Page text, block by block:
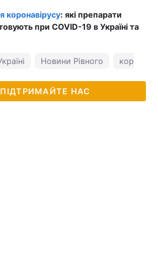
коронавірусу: які препарати
при COVID-19 в Україні та
Новини Рівного
ПІДТРИМАЙТЕ НАС